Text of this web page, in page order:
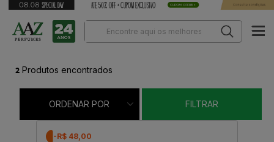
2 Produtos encontrados
ORDENAR POR FILTRAR
-R$ 48,00